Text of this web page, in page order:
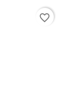
favorite_border